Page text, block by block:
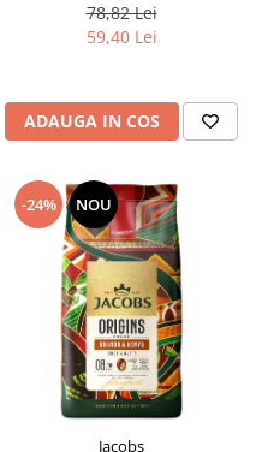
78,82 Lei
59,40 Lei
ADAUGA IN COS
-24% NOU
Jacobs